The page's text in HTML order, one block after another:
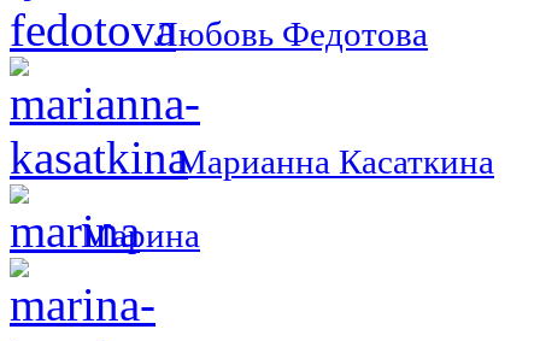
Любовь Федотова
Марианна Касаткина
Марина